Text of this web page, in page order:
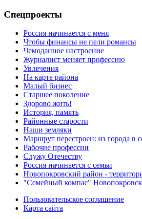
Спецпроекты
Россия начинается с меня
Чтобы финансы не пели романсы
Чемоданное настроение
Журналист меняет профессию
Увлечения
На карте района
Малый бизнес
Старшее поколение
Здорово жить!
История, память
Районные старости
Наши земляки
Маршрут перестроен: из города в
Рабочие профессии
Служу Отечеству
Россия начинается с семьи
Новопокровский район -
"Семейный компас"
Пользовательское соглашение
Карта сайта